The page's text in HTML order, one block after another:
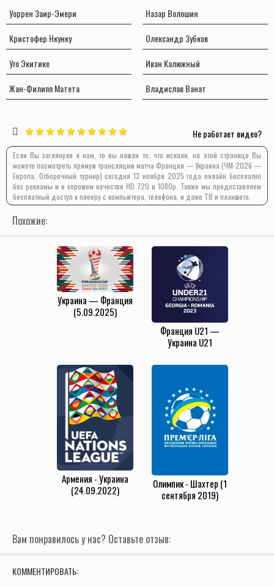
Уоррен Заир-Эмери
Кристофер Нкунку
Уго Экитике
Жан-Филипп Матета
Назар Волошин
Олександр Зубков
Иван Калюжный
Владислав Ванат
Не работает видео?
Если Вы заглянули к нам, то вы нашли то, что искали, на этой странице Вы
можете посмотреть прямую трансляцию матча Франция — Украина (ЧМ-2026 —
Европа. Отборочный турнир) сегодня 13 ноября 2025 года онлайн бесплатно
без рекламы и в хорошем качестве HD 720 и 1080p. Также мы предоставляем
бесплатный доступ к плееру с компьютера, телефона, и даже ТВ и планшета.
Похожие:
Украина — Франция
(5.09.2025)
Франция U21 —
Украина U21
Армения - Украина
(24.09.2022)
Олимпик - Шахтер (1
сентября 2019)
Вам понравилось у нас? Оставьте отзыв:
КОММЕНТИРОВАТЬ: